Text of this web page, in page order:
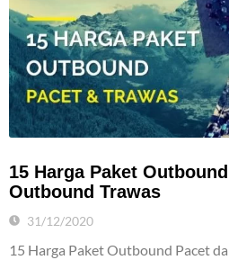
15 Harga Paket
Outbound Trawas
31/12/2020
15 Harga Paket Outbound Pacet